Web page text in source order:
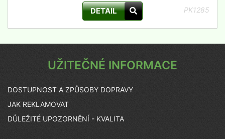
DETAIL PK1285
UŽITEČNÉ INFORMACE
DOSTUPNOST A ZPŮSOBY DOPRAVY
JAK REKLAMOVAT
DŮLEŽITÉ UPOZORNĚNÍ - KVALITA